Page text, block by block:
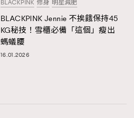
BLACKPINK 修身 明星減肥
BLACKPINK Jennie 不挨餓保持45
KG秘技！雪櫃必備「這個」瘦出
螞蟻腰
16.01.2026